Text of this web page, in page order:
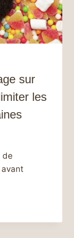
sur
les
de